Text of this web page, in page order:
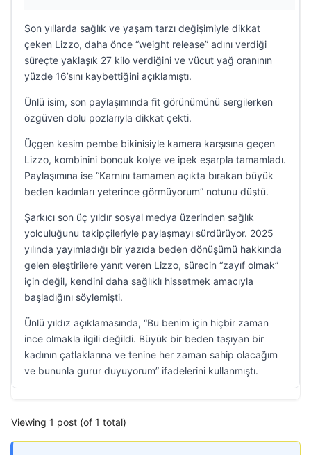
Son yıllarda sağlık ve yaşam tarzı değişimiyle dikkat
çeken Lizzo, daha önce “weight release” adını verdiği
süreçte yaklaşık 27 kilo verdiğini ve vücut yağ oranının
yüzde 16’sını kaybettiğini açıklamıştı.
Ünlü isim, son paylaşımında fit görünümünü sergilerken
özgüven dolu pozlarıyla dikkat çekti.
Üçgen kesim pembe bikinisiyle kamera karşısına geçen
Lizzo, kombinini boncuk kolye ve ipek eşarpla tamamladı.
Paylaşımına ise “Karnını tamamen açıkta bırakan büyük
beden kadınları yeterince görmüyorum” notunu düştü.
Şarkıcı son üç yıldır sosyal medya üzerinden sağlık
yolculuğunu takipçileriyle paylaşmayı sürdürüyor. 2025
yılında yayımladığı bir yazıda beden dönüşümü hakkında
gelen eleştirilere yanıt veren Lizzo, sürecin “zayıf olmak”
için değil, kendini daha sağlıklı hissetmek amacıyla
başladığını söylemişti.
Ünlü yıldız açıklamasında, “Bu benim için hiçbir zaman
ince olmakla ilgili değildi. Büyük bir beden taşıyan bir
kadının çatlaklarına ve tenine her zaman sahip olacağım
ve bununla gurur duyuyorum” ifadelerini kullanmıştı.
Viewing 1 post (of 1 total)